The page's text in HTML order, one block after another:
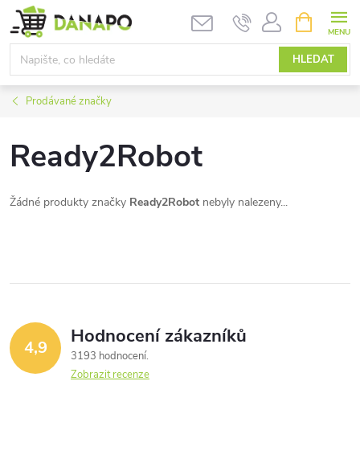
Přejít
na
obsah
HLEDAT
NÁKUPNÍ
KOŠÍK
Prodávané značky
Ready2Robot
Žádné produkty značky Ready2Robot nebyly nalezeny...
4,9 Hodnocení zákazníků
3193 hodnocení
Zobrazit recenze